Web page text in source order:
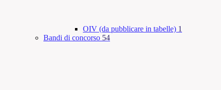
OIV (da pubblicare in tabelle) 1
Bandi di concorso 54